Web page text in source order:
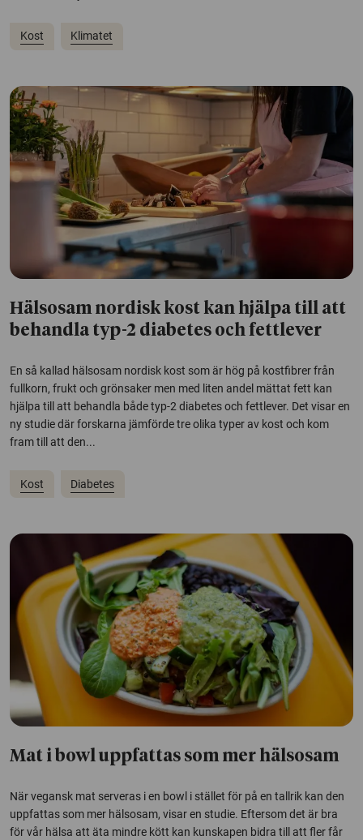
Kost Klimatet
Hälsosam nordisk kost kan hjälpa till att
behandla typ-2 diabetes och fettlever
En så kallad hälsosam nordisk kost som är hög på kostfibrer från
fullkorn, frukt och grönsaker men med liten andel mättat fett kan
hjälpa till att behandla både typ-2 diabetes och fettlever. Det visar en
ny studie där forskarna jämförde tre olika typer av kost och kom
fram till att den...
Kost Diabetes
Mat i bowl uppfattas som mer hälsosam
När vegansk mat serveras i en bowl i stället för på en tallrik kan den
uppfattas som mer hälsosam, visar en studie. Eftersom det är bra
för vår hälsa att äta mindre kött kan kunskapen bidra till att fler får